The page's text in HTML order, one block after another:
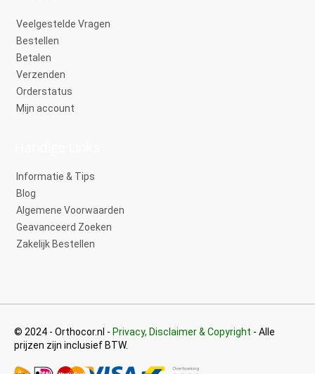
Veelgestelde Vragen
Bestellen
Betalen
Verzenden
Orderstatus
Mijn account
Informatie & Tips
Blog
Algemene Voorwaarden
Geavanceerd Zoeken
Zakelijk Bestellen
© 2024 - Orthocor.nl - Privacy, Disclaimer & Copyright - Alle
prijzen zijn inclusief BTW.